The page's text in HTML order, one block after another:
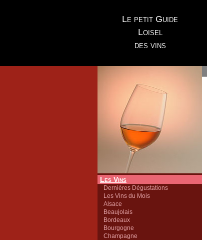
Le petit Guide
Loisel
des vins
Les Vins
Dernières Dégustations
Les Vins du Mois
Alsace
Beaujolais
Bordeaux
Bourgogne
Champagne